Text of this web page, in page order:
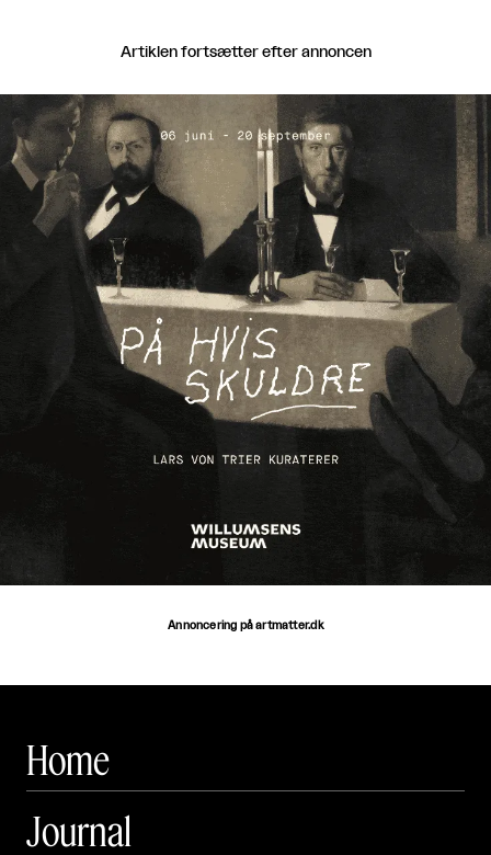
Artiklen fortsætter efter annoncen
Annoncering på artmatter.dk
Home
Journal